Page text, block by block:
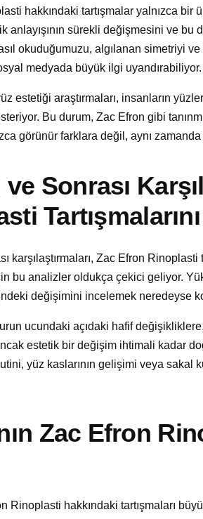
hakkındaki tartışmalar yalnızca
anlayışının sürekli değişmesini ve bu
okuduğumuzu, algılanan simetriyi
medyada büyük ilgi uyandırabiliyor.
estetiği araştırmaları, insanların
Bu durum, Zac Efron gibi
görünür farklara değil, aynı
Sonrası
karşılaştırmaları, Zac Efron Rinoplasti
bu analizler oldukça çekici geliyor.
değişimini incelemek neredeyse
ucundaki açıdaki hafif
estetik bir değişim ihtimali kadar
yüz kaslarının gelişimi veya sakal
Zac Efron
Rinoplasti hakkındaki tartışmaları